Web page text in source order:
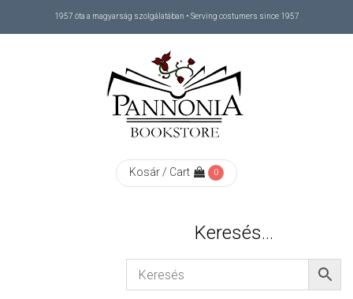
1957 óta a magyarság szolgálatában • Serving costumers since 1957
Kosár / Cart 0
Keresés…